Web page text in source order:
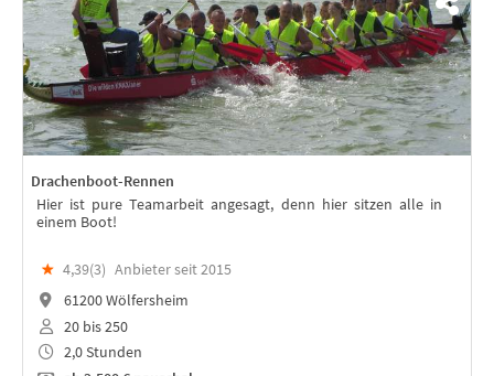
Drachenboot-Rennen
Hier ist pure Teamarbeit angesagt, denn hier sitzen alle in
einem Boot!
★ 4,39(3) Anbieter seit 2015
61200 Wölfersheim
20 bis 250
2,0 Stunden